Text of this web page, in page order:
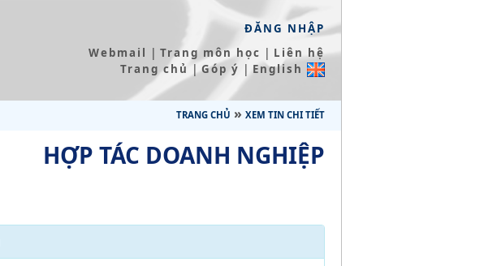
ĐĂNG NHẬP
Webmail | Trang môn học | Liên hệ
Trang chủ |Góp ý | English
TRANG CHỦ » XEM TIN CHI TIẾT
HỢP TÁC DOANH NGHIỆP